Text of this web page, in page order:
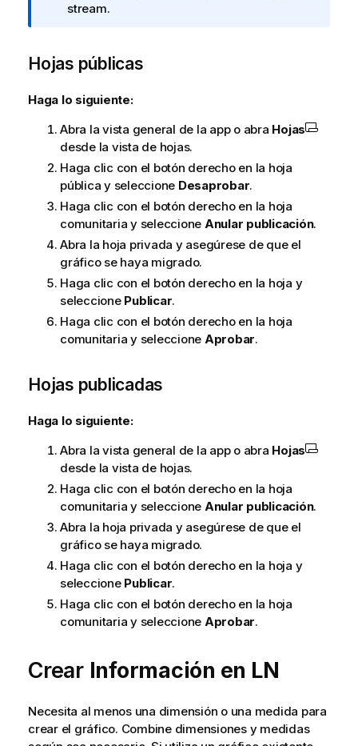
n
r
a
i
v
a
stream.
Hojas públicas
Haga lo siguiente:
Abra la vista general de la app o abra Hojas
desde la vista de hojas.
Haga clic con el botón derecho en la hoja
pública y seleccione Desaprobar.
Haga clic con el botón derecho en la hoja
comunitaria y seleccione Anular publicación.
Abra la hoja privada y asegúrese de que el
gráfico se haya migrado.
Haga clic con el botón derecho en la hoja y
seleccione Publicar.
Haga clic con el botón derecho en la hoja
comunitaria y seleccione Aprobar.
Hojas publicadas
Haga lo siguiente:
Abra la vista general de la app o abra Hojas
desde la vista de hojas.
Haga clic con el botón derecho en la hoja
comunitaria y seleccione Anular publicación.
Abra la hoja privada y asegúrese de que el
gráfico se haya migrado.
Haga clic con el botón derecho en la hoja y
seleccione Publicar.
Haga clic con el botón derecho en la hoja
comunitaria y seleccione Aprobar.
Crear Información en LN
Necesita al menos una dimensión o una medida para
crear el gráfico. Combine dimensiones y medidas